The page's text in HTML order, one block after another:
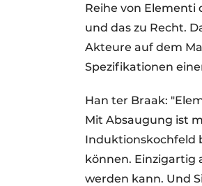
Reihe von
und das zu Recht.
Akteure auf dem
Spezifikationen
Han ter Braak:
Mit Absaugung ist
Induktionskochfeld
können. Einzigartig
werden kann. Und